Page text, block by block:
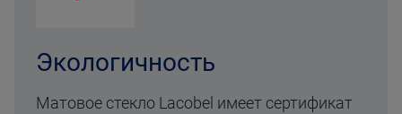
Экологичность
Матовое стекло Lacobel имеет сертификат